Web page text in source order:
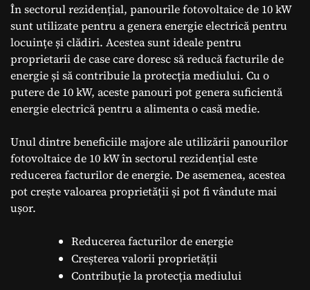
În sectorul rezidențial, panourile fotovoltaice de 10 kW
sunt utilizate pentru a genera energie electrică pentru
locuințe și clădiri. Acestea sunt ideale pentru
proprietarii de case care doresc să reducă facturile de
energie și să contribuie la protecția mediului. Cu o
putere de 10 kW, aceste panouri pot genera suficientă
energie electrică pentru a alimenta o casă medie.
Unul dintre beneficiile majore ale utilizării panourilor
fotovoltaice de 10 kW în sectorul rezidențial este
reducerea facturilor de energie. De asemenea, acestea
pot crește valoarea proprietății și pot fi vândute mai
ușor.
Reducerea facturilor de energie
Creșterea valorii proprietății
Contribuție la protecția mediului